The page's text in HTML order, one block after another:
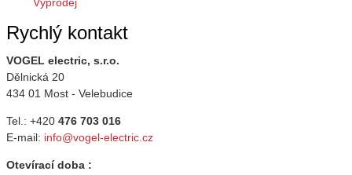
Rychlý kontakt
VOGEL electric, s.r.o.
Dělnická 20
434 01 Most - Velebudice
Tel.: +420 476 703 016
E-mail: info@vogel-electric.cz
Otevírací doba :